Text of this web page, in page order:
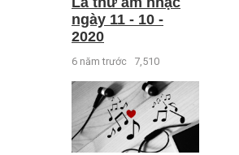
ngày 11 - 10 -
2020
6 năm trước 7,510